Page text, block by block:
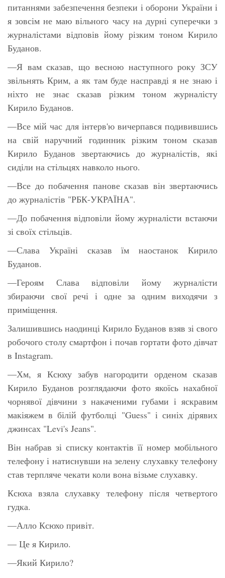
питаннями забезпечення безпеки і оборони України і
я зовсім не маю вільного часу на дурні суперечки з
журналістами відповів йому різким тоном Кирило
Буданов.
—Я вам сказав, що весною наступного року ЗСУ
звільнять Крим, а як там буде насправді я не знаю і
ніхто не знає сказав різким тоном журналісту
Кирило Буданов.
—Все мій час для інтерв'ю вичерпався подивившись
на свій наручний годинник різким тоном сказав
Кирило Буданов звертаючись до журналістів, які
сиділи на стільцях навколо нього.
—Все до побачення панове сказав він звертаючись
до журналістів "РБК-УКРАЇНА".
—До побачення відповіли йому журналісти встаючи
зі своїх стільців.
—Слава Україні сказав їм наостанок Кирило
Буданов.
—Героям Слава відповіли йому журналісти
збираючи свої речі і одне за одним виходячи з
приміщення.
Залишившись наодинці Кирило Буданов взяв зі свого
робочого столу смартфон і почав гортати фото дівчат
в Instagram.
—Хм, я Ксюху забув нагородити орденом сказав
Кирило Буданов розглядаючи фото якоїсь нахабної
чорнявої дівчини з накаченими губами і яскравим
макіяжем в білій футболці "Guess" і синіх дірявих
джинсах "Levi's Jeans".
Він набрав зі списку контактів її номер мобільного
телефону і натиснувши на зелену слухавку телефону
став терпляче чекати коли вона візьме слухавку.
Ксюха взяла слухавку телефону після четвертого
гудка.
—Алло Ксюхо привіт.
— Це я Кирило.
—Який Кирило?